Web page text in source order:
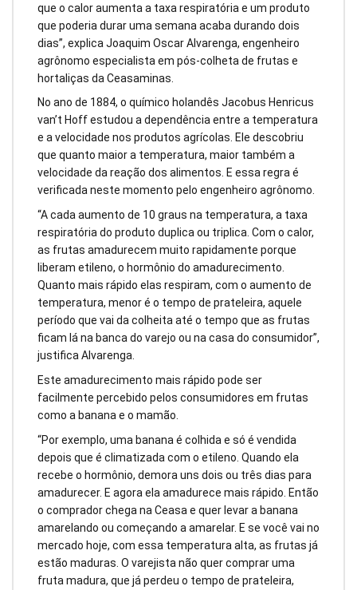
que o calor aumenta a taxa respiratória e um produto
que poderia durar uma semana acaba durando dois
dias”, explica Joaquim Oscar Alvarenga, engenheiro
agrônomo especialista em pós-colheta de frutas e
hortaliças da Ceasaminas.
No ano de 1884, o químico holandês Jacobus Henricus
van’t Hoff estudou a dependência entre a temperatura
e a velocidade nos produtos agrícolas. Ele descobriu
que quanto maior a temperatura, maior também a
velocidade da reação dos alimentos. E essa regra é
verificada neste momento pelo engenheiro agrônomo.
“A cada aumento de 10 graus na temperatura, a taxa
respiratória do produto duplica ou triplica. Com o calor,
as frutas amadurecem muito rapidamente porque
liberam etileno, o hormônio do amadurecimento.
Quanto mais rápido elas respiram, com o aumento de
temperatura, menor é o tempo de prateleira, aquele
período que vai da colheita até o tempo que as frutas
ficam lá na banca do varejo ou na casa do consumidor”,
justifica Alvarenga.
Este amadurecimento mais rápido pode ser
facilmente percebido pelos consumidores em frutas
como a banana e o mamão.
“Por exemplo, uma banana é colhida e só é vendida
depois que é climatizada com o etileno. Quando ela
recebe o hormônio, demora uns dois ou três dias para
amadurecer. E agora ela amadurece mais rápido. Então
o comprador chega na Ceasa e quer levar a banana
amarelando ou começando a amarelar. E se você vai no
mercado hoje, com essa temperatura alta, as frutas já
estão maduras. O varejista não quer comprar uma
fruta madura, que já perdeu o tempo de prateleira,